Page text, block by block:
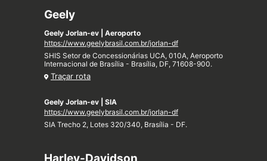
Geely
Geely Jorlan-ev | Aeroporto
https://www.geelybrasil.com.br/jorlan-df
SHIS Setor de Concessionárias UCA, 010A, Aeroporto
Internacional de Brasília - Brasília, DF, 71608-900.
Traçar rota
Geely Jorlan-ev | SIA
https://www.geelybrasil.com.br/jorlan-df
SIA Trecho 2, Lotes 320/340, Brasília - DF.